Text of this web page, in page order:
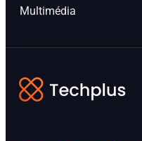
Multimédia